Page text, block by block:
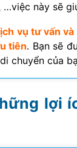
…việc này sẽ
vụ tư vấn
tiên. Bạn sẽ
chuyển của
lợi